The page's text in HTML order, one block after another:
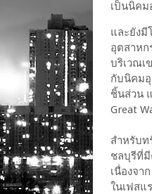
เป็นนิคม
และยัง
อุตสาหก
บริเวณเ
กับนิคมอุ
ชิ้นส่วน
Great
สำหรับท
ชลบุรีที่มี
เนื่องจา
ในเฟสแ